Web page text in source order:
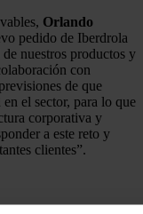
Orlando
pedido de Iberdrola
nuestros productos y
con
de que
el sector, para lo que
corporativa y
a este reto y
clientes”.